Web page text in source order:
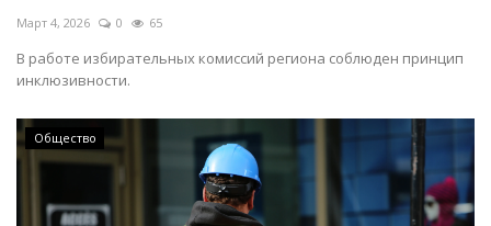
Март 4, 2026 0 65
В работе избирательных комиссий региона соблюден принцип
инклюзивности.
Общество